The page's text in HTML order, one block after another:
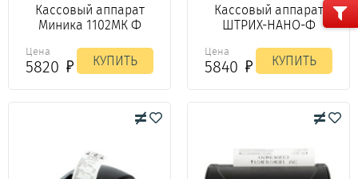
Кассовый аппарат
Миника 1102МК Ф
Цена
5820 КУПИТЬ
Кассовый аппарат
ШТРИХ-НАНО-Ф
Цена
5840 КУПИТЬ